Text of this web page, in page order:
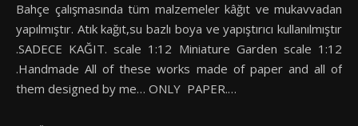
Bahçe çalışmasında tüm malzemeler kâğıt ve mukavvadan
yapılmıştır. Atık kağıt,su bazlı boya ve yapıştırıcı kullanılmıştır
.SADECE KAĞIT. scale 1:12 Miniature Garden scale 1:12
.Handmade All of these works made of paper and all of
them designed by me… ONLY PAPER.…